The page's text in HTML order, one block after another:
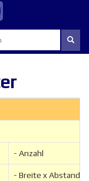
- Anzahl
- Breite x Abstand